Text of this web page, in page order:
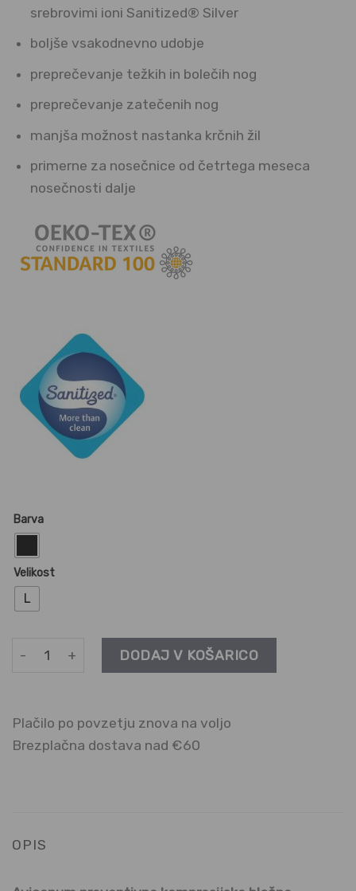
srebrovimi ioni Sanitized® Silver
boljše vsakodnevno udobje
preprečevanje težkih in bolečih nog
preprečevanje zatečenih nog
manjša možnost nastanka krčnih žil
primerne za nosečnice od četrtega meseca
nosečnosti dalje
Barva
Velikost
L
HLAČNE NOGAVICE za nosečnice 70 den | Preventivni
DODAJ V KOŠARICO
Plačilo po povzetju znova na voljo
Brezplačna dostava nad €60
OPIS